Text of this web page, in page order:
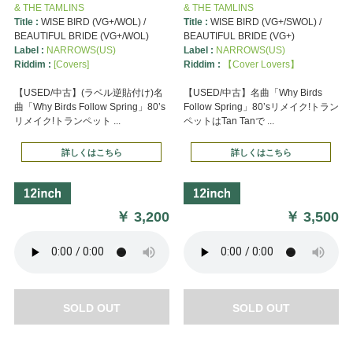
& THE TAMLINS
Title : WISE BIRD (VG+/WOL) /
BEAUTIFUL BRIDE (VG+/WOL)
Label : NARROWS(US)
Riddim : [Covers]
【USED/中古】(ラベル逆貼付け)名
曲「Why Birds Follow Spring」80’s
リメイク!トランペット ...
詳しくはこちら
￥3,200
SOLD OUT
& THE TAMLINS
Title : WISE BIRD (VG+/SWOL) /
BEAUTIFUL BRIDE (VG+)
Label : NARROWS(US)
Riddim :
【Cover Lovers】
【USED/中古】名曲「Why Birds
Follow Spring」80’sリメイク!トラン
ペットはTan Tanで ...
詳しくはこちら
￥3,500
SOLD OUT